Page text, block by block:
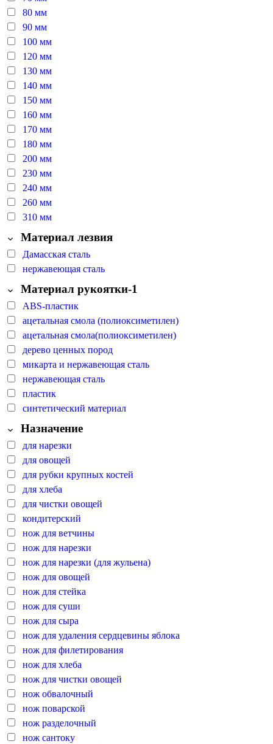
80 мм
90 мм
100 мм
120 мм
130 мм
140 мм
150 мм
160 мм
170 мм
180 мм
200 мм
230 мм
240 мм
260 мм
310 мм
Материал лезвия
Дамасская сталь
нержавеющая сталь
Материал рукоятки-1
ABS-пластик
ацетальная смола (полиоксиметилен)
ацетальная смола(полиоксиметилен)
дерево ценных пород
микарта и нержавеющая сталь
нержавеющая сталь
пластик
синтетический материал
Назначение
для нарезки
для овощей
для рубки крупных костей
для хлеба
для чистки овощей
кондитерский
нож для ветчины
нож для нарезки
нож для нарезки (для жульена)
нож для овощей
нож для стейка
нож для суши
нож для сыра
нож для удаления сердцевины яблока
нож для филетирования
нож для хлеба
нож для чистки овощей
нож обвалочный
нож поварской
нож разделочный
нож сантоку